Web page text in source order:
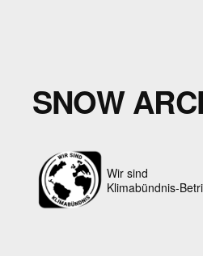
SNOW
Wir sind
Klimabündnis-